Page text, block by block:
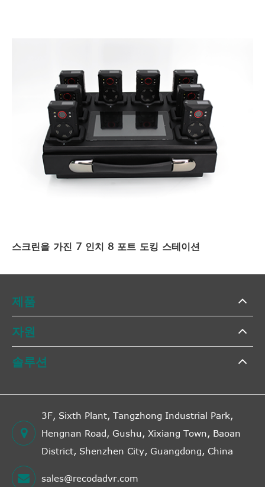
스크린을 가진 7 인치 8 포트 도킹 스테이션
제품
자원
솔루션
3F, Sixth Plant, Tangzhong Industrial Park,
Hengnan Road, Gushu, Xixiang Town, Baoan
District, Shenzhen City, Guangdong, China
sales@recodadvr.com